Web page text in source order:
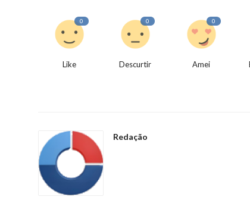
0
Like
0
Descurtir
0
Amei
Redação